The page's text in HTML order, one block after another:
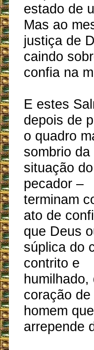
estado de
Mas ao
justiça de
caindo
confia na
E estes
depois de
o quadro
sombrio da
situação do
pecador –
terminam
ato de
que Deus
súplica do
contrito e
humilhado,
coração de
homem
arrepende